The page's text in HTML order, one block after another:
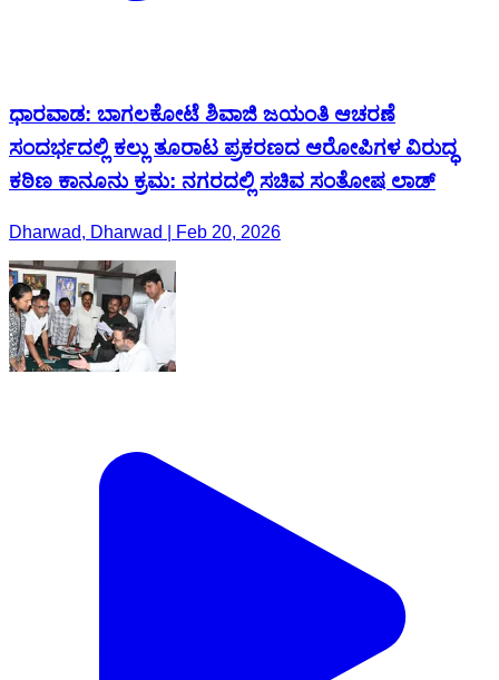
ಧಾರವಾಡ: ಬಾಗಲಕೋಟೆ ಶಿವಾಜಿ ಜಯಂತಿ ಆಚರಣೆ
ಸಂದರ್ಭದಲ್ಲಿ ಕಲ್ಲು ತೂರಾಟ ಪ್ರಕರಣದ ಆರೋಪಿಗಳ ವಿರುದ್ಧ
ಕಠಿಣ ಕಾನೂನು ಕ್ರಮ: ನಗರದಲ್ಲಿ ಸಚಿವ ಸಂತೋಷ ಲಾಡ್
Dharwad, Dharwad | Feb 20, 2026